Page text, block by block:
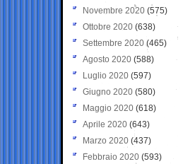
Novembre 2020 (575)
Ottobre 2020 (638)
Settembre 2020(465)
Agosto 2020 (588)
Luglio 2020 (597)
Giugno 2020 (580)
Maggio 2020 (618)
Aprile 2020 (643)
Marzo 2020 (437)
Febbraio 2020 (593)